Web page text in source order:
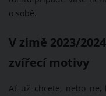
o sobě.
V zimě 2023/
zvířecí motivy
Ať už chcete, nebo